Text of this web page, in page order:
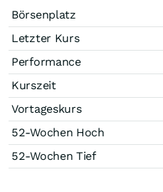
Börsenplatz
Letzter Kurs
Performance
Kurszeit
Vortageskurs
52-Wochen Hoch
52-Wochen Tief